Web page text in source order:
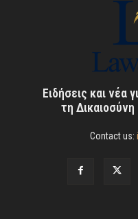
Ειδήσεις και νέα
τη Δικαιοσύνη
Contact us: